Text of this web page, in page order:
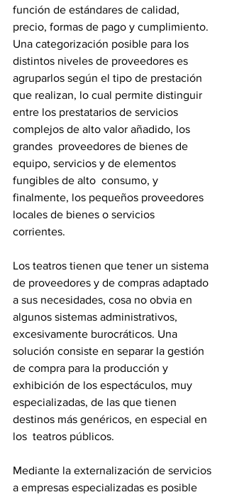
función de estándares de calidad,
precio, formas de pago y cumplimiento.
Una categorización posible para los
distintos niveles de proveedores es
agruparlos según el tipo de prestación
que realizan, lo cual permite distinguir
entre los prestatarios de servicios
complejos de alto valor añadido, los
grandes  proveedores de bienes de
equipo, servicios y de elementos
fungibles de alto  consumo, y
finalmente, los pequeños proveedores
locales de bienes o servicios
corrientes.
Los teatros tienen que tener un sistema
de proveedores y de compras adaptado
a sus necesidades, cosa no obvia en
algunos sistemas administrativos,
excesivamente burocráticos. Una
solución consiste en separar la gestión
de compra para la producción y
exhibición de los espectáculos, muy
especializadas, de las que tienen
destinos más genéricos, en especial en
los  teatros públicos.
Mediante la externalización de servicios
a empresas especializadas es posible